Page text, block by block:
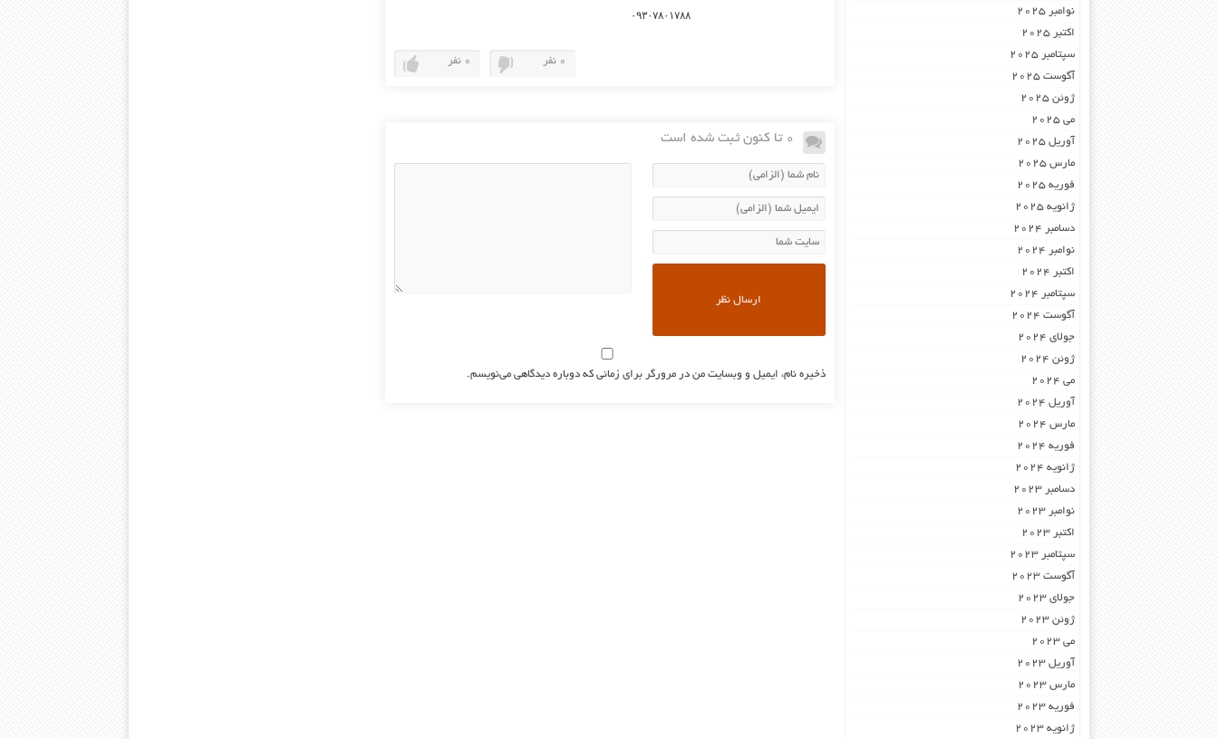
۰۹۳۰۷۸۰۱۷۸۸
0 نفر 0 نفر
0 تا کنون ثبت شده است
ذخیره نام، ایمیل و وبسایت من در مرورگر برای زمانی که دوباره دیدگاهی می‌نویسم.
نوامبر 2025
اکتبر 2025
سپتامبر 2025
آگوست 2025
ژوئن 2025
می 2025
آوریل 2025
مارس 2025
فوریه 2025
ژانویه 2025
دسامبر 2024
نوامبر 2024
اکتبر 2024
سپتامبر 2024
آگوست 2024
جولای 2024
ژوئن 2024
می 2024
آوریل 2024
مارس 2024
فوریه 2024
ژانویه 2024
دسامبر 2023
نوامبر 2023
اکتبر 2023
سپتامبر 2023
آگوست 2023
جولای 2023
ژوئن 2023
می 2023
آوریل 2023
مارس 2023
فوریه 2023
ژانویه 2023